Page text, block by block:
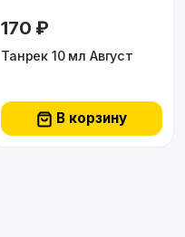
170 ₽
Танрек 10 мл Август
В корзину